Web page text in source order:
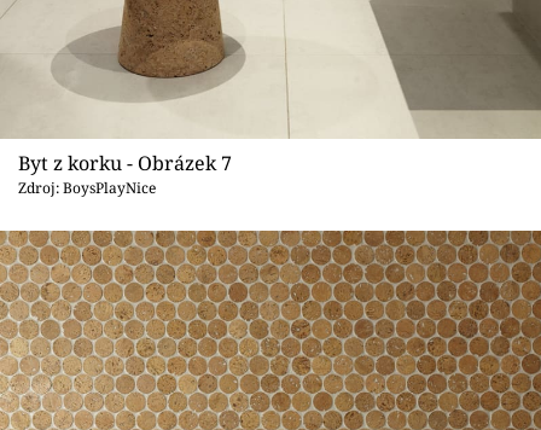
Byt z korku - Obrázek 7
Zdroj: BoysPlayNice